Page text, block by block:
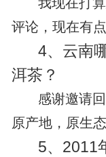
评论，现在有
4、 云南
洱茶？
感谢邀请
原产地，原生
5、 2011